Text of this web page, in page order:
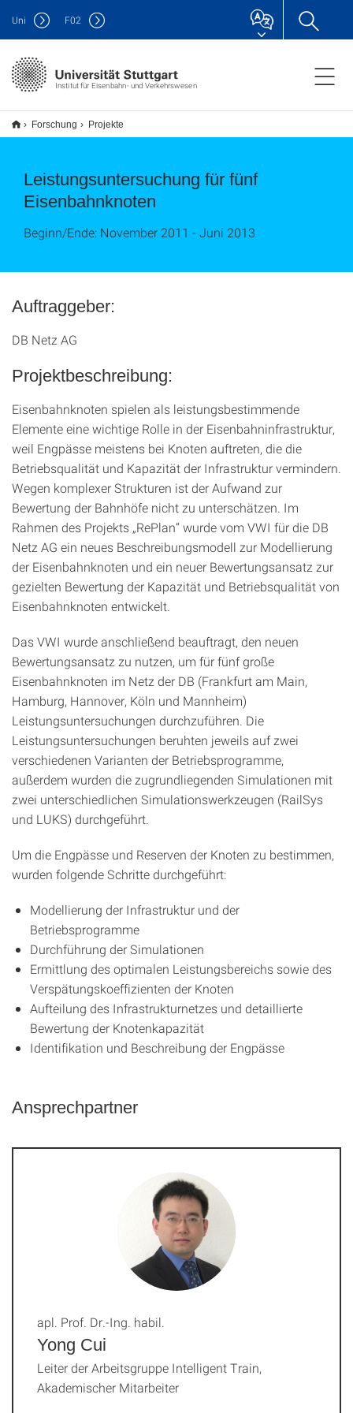
Institut für Eisenbahn- und Verkehrswesen
Uni F02
Forschung Projekte
Leistungsuntersuchung für fünf
Eisenbahnknoten
Beginn/Ende: November 2011 - Juni 2013
Auftraggeber:
DB Netz AG
Projektbeschreibung:
Eisenbahnknoten spielen als leistungsbestimmende
Elemente eine wichtige Rolle in der Eisenbahninfrastruktur,
weil Engpässe meistens bei Knoten auftreten, die die
Betriebsqualität und Kapazität der Infrastruktur vermindern.
Wegen komplexer Strukturen ist der Aufwand zur
Bewertung der Bahnhöfe nicht zu unterschätzen. Im
Rahmen des Projekts „RePlan“ wurde vom VWI für die DB
Netz AG ein neues Beschreibungsmodell zur Modellierung
der Eisenbahnknoten und ein neuer Bewertungsansatz zur
gezielten Bewertung der Kapazität und Betriebsqualität von
Eisenbahnknoten entwickelt.
Das VWI wurde anschließend beauftragt, den neuen
Bewertungsansatz zu nutzen, um für fünf große
Eisenbahnknoten im Netz der DB (Frankfurt am Main,
Hamburg, Hannover, Köln und Mannheim)
Leistungsuntersuchungen durchzuführen. Die
Leistungsuntersuchungen beruhten jeweils auf zwei
verschiedenen Varianten der Betriebsprogramme,
außerdem wurden die zugrundliegenden Simulationen mit
zwei unterschiedlichen Simulationswerkzeugen (RailSys
und LUKS) durchgeführt.
Um die Engpässe und Reserven der Knoten zu bestimmen,
wurden folgende Schritte durchgeführt:
Modellierung der Infrastruktur und der
Betriebsprogramme
Durchführung der Simulationen
Ermittlung des optimalen Leistungsbereichs sowie des
Verspätungskoeffizienten der Knoten
Aufteilung des Infrastrukturnetzes und detaillierte
Bewertung der Knotenkapazität
Identifikation und Beschreibung der Engpässe
Ansprechpartner
Yong Cui
apl. Prof. Dr.-Ing. habil.
Leiter der Arbeitsgruppe Intelligent Train,
Akademischer Mitarbeiter